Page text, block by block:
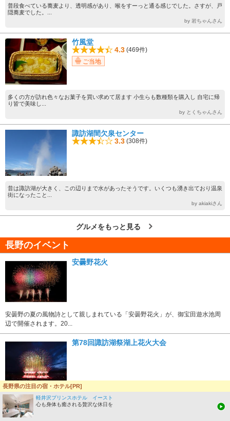
普段食べている蕎麦より、透明感があり、喉をすーっと通る感じでした。さすが、戸
隠蕎麦でした。...
by 岩ちゃんさん
竹風堂
4.3 (469件)
ご当地
多くの方が訪れ色々なお菓子を買い求めて居ます 小生らも数種類を購入し 自宅に帰
り皆で美味し...
by とくちゃんさん
諏訪湖間欠泉センター
3.3 (308件)
昔は諏訪湖が大きく、この辺りまで水があったそうです。いくつも湧き出ており温泉
街になったこと...
by akiakiさん
グルメをもっと見る
長野のイベント
安曇野花火
安曇野の夏の風物詩として親しまれている「安曇野花火」が、御宝田遊水池周
辺で開催されます。20...
第78回諏訪湖祭湖上花火大会
信州を代表する花火大会の一つ「諏訪湖祭湖上花火大会」が、湖畔公園前の諏
訪湖上を舞台に開催さ...
長野県の注目の宿・ホテル[PR]
軽井沢プリンスホテル イースト
心も身体も癒される贅沢な休日を